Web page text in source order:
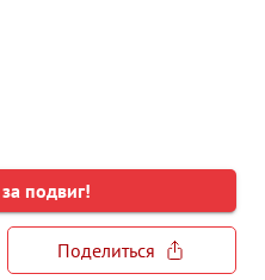
подвиг!
Поделиться